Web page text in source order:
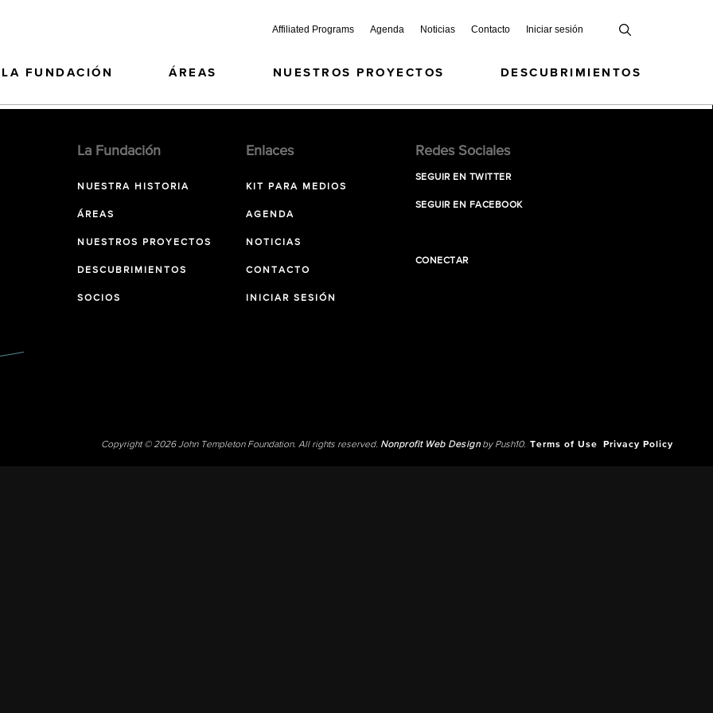
Affiliated Programs Agenda Noticias Contacto Iniciar sesión
LA FUNDACIÓN ÁREAS NUESTROS PROYECTOS DESCUBRIMIENTOS
La Fundación
NUESTRA HISTORIA
ÁREAS
NUESTROS PROYECTOS
DESCUBRIMIENTOS
SOCIOS
Enlaces
KIT PARA MEDIOS
AGENDA
NOTICIAS
CONTACTO
INICIAR SESIÓN
Redes Sociales
SEGUIR EN TWITTER
SEGUIR EN FACEBOOK
CONECTAR
Copyright © 2026 John Templeton Foundation. All rights reserved. Nonprofit Web Designby Push10. Terms of Use Privacy Policy